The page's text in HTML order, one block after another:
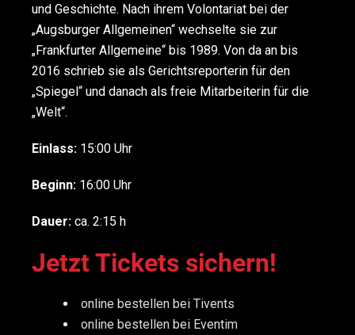
und Geschichte. Nach ihrem Volontariat bei der
„Augsburger Allgemeinen“ wechselte sie zur
„Frankfurter Allgemeine“ bis 1989. Von da an bis
2016 schrieb sie als Gerichtsreporterin für den
„Spiegel“ und danach als freie Mitarbeiterin für die
„Welt“.
Einlass: 15:00 Uhr
Beginn: 16:00 Uhr
Dauer: ca. 2:15 h
Jetzt Tickets sichern!
online bestellen bei Tivents
online bestellen bei Eventim